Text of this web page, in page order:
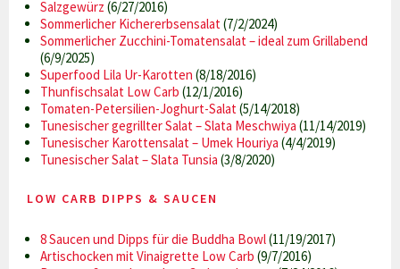
Salzgewürz (6/27/2016)
Sommerlicher Kichererbsensalat (7/2/2024)
Sommerlicher Zucchini-Tomatensalat – ideal zum Grillabend
(6/9/2025)
Superfood Lila Ur-Karotten (8/18/2016)
Thunfischsalat Low Carb (12/1/2016)
Tomaten-Petersilien-Joghurt-Salat (5/14/2018)
Tunesischer gegrillter Salat – Slata Meschwiya (11/14/2019)
Tunesischer Karottensalat – Umek Houriya (4/4/2019)
Tunesischer Salat – Slata Tunsia (3/8/2020)
LOW CARB DIPPS & SAUCEN
8 Saucen und Dipps für die Buddha Bowl(11/19/2017)
Artischocken mit Vinaigrette Low Carb (9/7/2016)